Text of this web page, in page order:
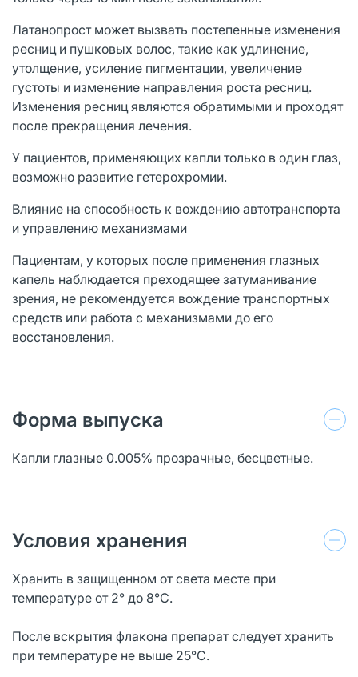
Латанопрост может вызвать постепенные изменения
ресниц и пушковых волос, такие как удлинение,
утолщение, усиление пигментации, увеличение
густоты и изменение направления роста ресниц.
Изменения ресниц являются обратимыми и проходят
после прекращения лечения.
У пациентов, применяющих капли только в один глаз,
возможно развитие гетерохромии.
Влияние на способность к вождению автотранспорта
и управлению механизмами
Пациентам, у которых после применения глазных
капель наблюдается преходящее затуманивание
зрения, не рекомендуется вождение транспортных
средств или работа с механизмами до его
восстановления.
Форма выпуска
Капли глазные 0.005% прозрачные, бесцветные.
Условия хранения
Хранить в защищенном от света месте при
температуре от 2° до 8°С.
После вскрытия флакона препарат следует хранить
при температуре не выше 25°С.